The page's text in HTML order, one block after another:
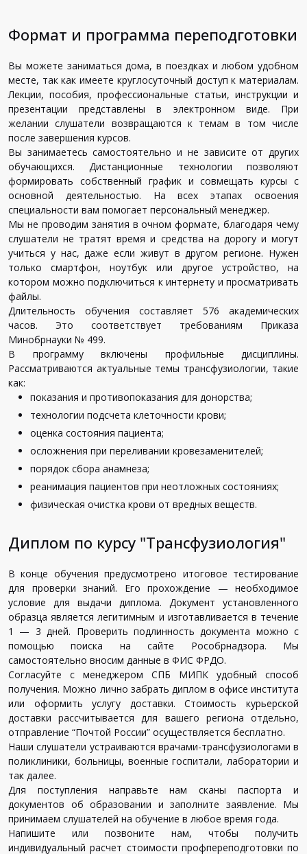
Формат и программа переподготовки
Вы можете заниматься дома, в поездках и любом удобном
месте, так как имеете круглосуточный доступ к материалам.
Лекции, пособия, профессиональные статьи, инструкции и
презентации представлены в электронном виде. При
желании слушатели возвращаются к темам в том числе
после завершения курсов.
Вы занимаетесь самостоятельно и не зависите от других
обучающихся. Дистанционные технологии позволяют
формировать собственный график и совмещать курсы с
основной деятельностью. На всех этапах освоения
специальности вам помогает персональный менеджер.
Мы не проводим занятия в очном формате, благодаря чему
слушатели не тратят время и средства на дорогу и могут
учиться у нас, даже если живут в другом регионе. Нужен
только смартфон, ноутбук или другое устройство, на
котором можно подключиться к интернету и просматривать
файлы.
Длительность обучения составляет 576 академических
часов. Это соответствует требованиям Приказа
Минобрнауки № 499.
В программу включены профильные дисциплины.
Рассматриваются актуальные темы трансфузиологии, такие
как:
показания и противопоказания для донорства;
технологии подсчета клеточности крови;
оценка состояния пациента;
осложнения при переливании кровезаменителей;
порядок сбора анамнеза;
реанимация пациентов при неотложных состояниях;
физическая очистка крови от вредных веществ.
Диплом по курсу "Трансфузиология"
В конце обучения предусмотрено итоговое тестирование
для проверки знаний. Его прохождение — необходимое
условие для выдачи диплома. Документ установленного
образца является легитимным и изготавливается в течение
1 — 3 дней. Проверить подлинность документа можно с
помощью поиска на сайте Рособрнадзора. Мы
самостоятельно вносим данные в ФИС ФРДО.
Согласуйте с менеджером СПБ МИПК удобный способ
получения. Можно лично забрать диплом в офисе института
или оформить услугу доставки. Стоимость курьерской
доставки рассчитывается для вашего региона отдельно,
отправление “Почтой России” осуществляется бесплатно.
Наши слушатели устраиваются врачами-трансфузиологами в
поликлиники, больницы, военные госпитали, лаборатории и
так далее.
Для поступления направьте нам сканы паспорта и
документов об образовании и заполните заявление. Мы
принимаем слушателей на обучение в любое время года.
Напишите или позвоните нам, чтобы получить
индивидуальный расчет стоимости профпереподготовки по